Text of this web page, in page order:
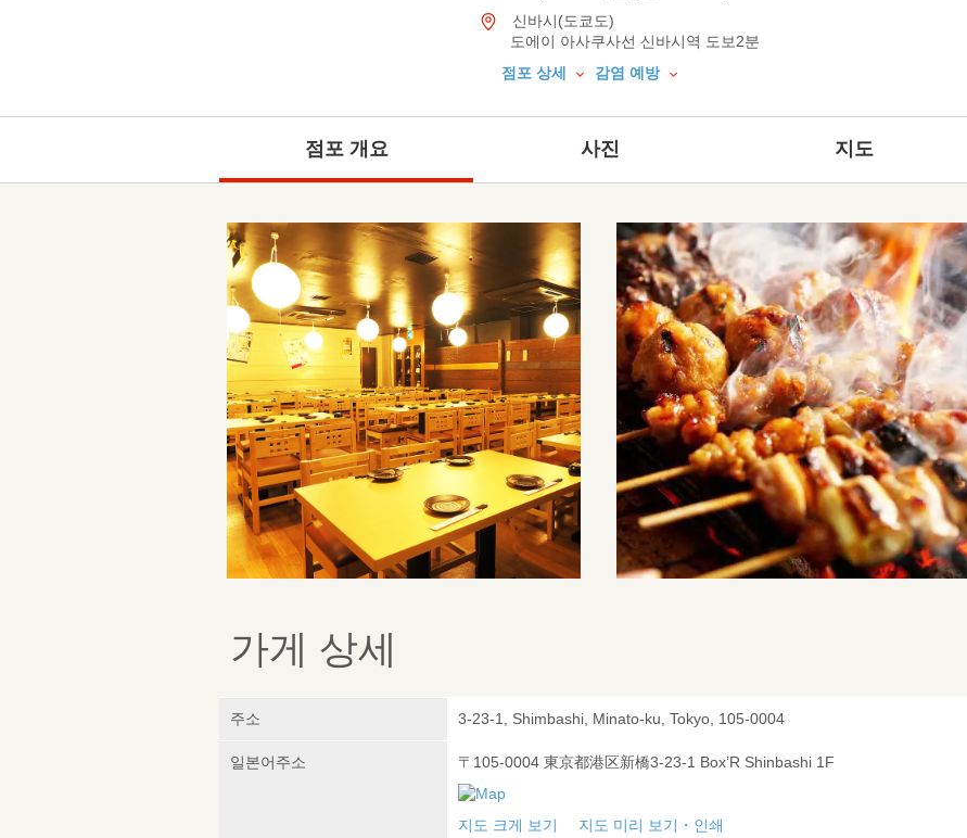
신바시(도쿄도)
도에이 아사쿠사선 신바시역 도보2분
점포 상세
감염 예방
점포 개요 사진 지도
가게 상세
주소 3-23-1, Shimbashi, Minato-ku, Tokyo, 105-0004
일본어주소 〒105-0004 東京都港区新橋3-23-1 Box’R Shinbashi 1F
지도 크게 보기
지도 미리 보기・인쇄